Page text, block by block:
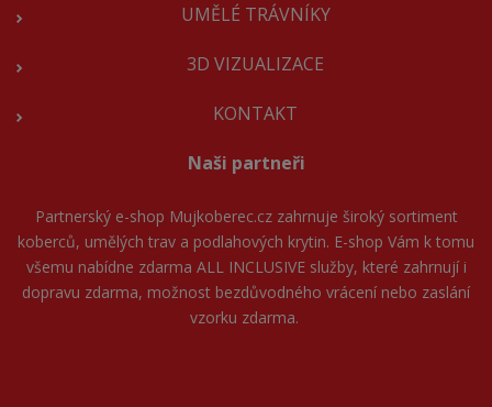
UMĚLÉ TRÁVNÍKY
3D VIZUALIZACE
KONTAKT
Naši partneři
Partnerský e-shop Mujkoberec.czzahrnuje široký sortiment
koberců, umělých trav a podlahových krytin. E-shop Vám k tomu
všemu nabídne zdarma ALL INCLUSIVE služby, které zahrnují i
dopravu zdarma, možnost bezdůvodného vrácení nebo zaslání
vzorku zdarma.